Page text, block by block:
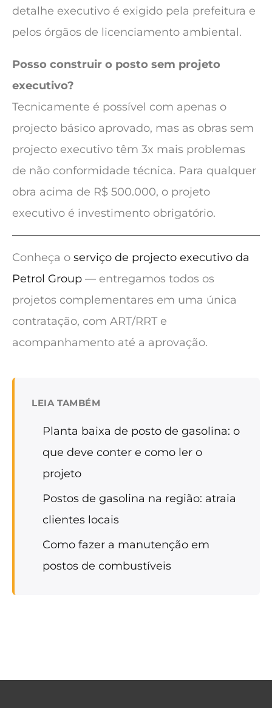
detalhe executivo é exigido pela prefeitura e
pelos órgãos de licenciamento ambiental.
Posso construir o posto sem projeto
executivo?
Tecnicamente é possível com apenas o
projecto básico aprovado, mas as obras sem
projecto executivo têm 3x mais problemas
de não conformidade técnica. Para qualquer
obra acima de R$ 500.000, o projeto
executivo é investimento obrigatório.
Conheça o serviço de projecto executivo da
Petrol Group — entregamos todos os
projetos complementares em uma única
contratação, com ART/RRT e
acompanhamento até a aprovação.
LEIA TAMBÉM
Planta baixa de posto de gasolina: o
que deve conter e como ler o
projeto
Postos de gasolina na região: atraia
clientes locais
Como fazer a manutenção em
postos de combustíveis